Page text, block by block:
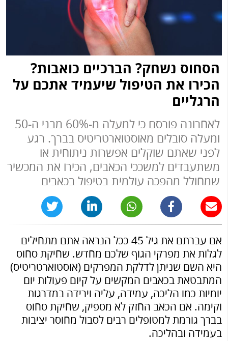
הסחוס נשחק? הברכיים כואבות?
הכירו את הטיפול שיעמיד אתכם על
הרגליים
לאחרונה פורסם כי למעלה מ-60% מבני ה-50
ומעלה סובלים מאוסטוארטריטיס בברך. רגע
לפני שאתם שוקלים אפשרות ניתוחית או
משתעבדים למשככי הכאבים, הכירו את המכשיר
שמחולל מהפכה עולמית בטיפול בכאבים
אם עברתם את גיל 45 ככל הנראה אתם מתחילים
לגלות את מפרקי הגוף שלכם מחדש. שחיקת סחוס
היא השם שניתן לדלקת המפרקים (אוסטוארטריטיס)
המתבטאת בכאבים המקשים על קיום פעולות יום
יומיות כמו הליכה, עמידה, עליה וירידה במדרגות
וקימה. אם הכאב החזק לא מספיק, שחיקת סחוס
בברך גורמת למטופלים רבים לסבול מחוסר יציבות
בעמידה ובהליכה.